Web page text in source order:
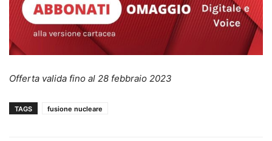
Offerta valida fino al 28 febbraio 2023
TAGS fusione nucleare